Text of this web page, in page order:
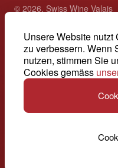
Unsere Website nutzt
zu verbessern. Wenn
nutzen, stimmen Sie
Cookies gemäss
© 2026, Swiss Wine Valais